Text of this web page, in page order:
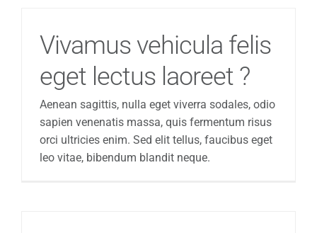
Vivamus vehicula felis
eget lectus laoreet ?
Aenean sagittis, nulla eget viverra sodales, odio
sapien venenatis massa, quis fermentum risus
orci ultricies enim. Sed elit tellus, faucibus eget
leo vitae, bibendum blandit neque.